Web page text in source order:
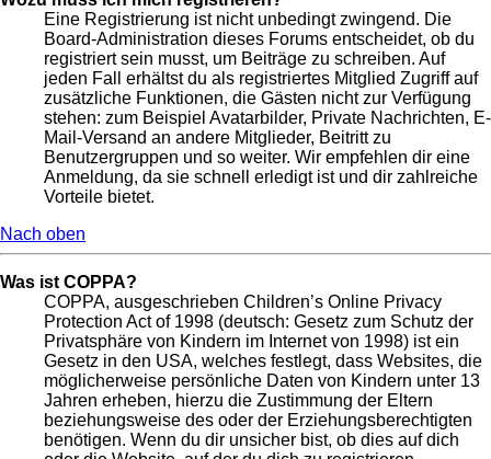
Eine Registrierung ist nicht unbedingt zwingend. Die
Board-Administration dieses Forums entscheidet, ob du
registriert sein musst, um Beiträge zu schreiben. Auf
jeden Fall erhältst du als registriertes Mitglied Zugriff auf
zusätzliche Funktionen, die Gästen nicht zur Verfügung
stehen: zum Beispiel Avatarbilder, Private Nachrichten, E-
Mail-Versand an andere Mitglieder, Beitritt zu
Benutzergruppen und so weiter. Wir empfehlen dir eine
Anmeldung, da sie schnell erledigt ist und dir zahlreiche
Vorteile bietet.
Nach oben
Was ist COPPA?
COPPA, ausgeschrieben Children’s Online Privacy
Protection Act of 1998 (deutsch: Gesetz zum Schutz der
Privatsphäre von Kindern im Internet von 1998) ist ein
Gesetz in den USA, welches festlegt, dass Websites, die
möglicherweise persönliche Daten von Kindern unter 13
Jahren erheben, hierzu die Zustimmung der Eltern
beziehungsweise des oder der Erziehungsberechtigten
benötigen. Wenn du dir unsicher bist, ob dies auf dich